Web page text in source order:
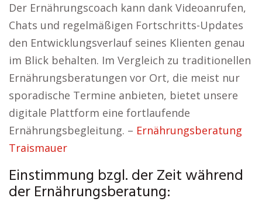
Der Ernährungscoach kann dank Videoanrufen,
Chats und regelmäßigen Fortschritts-Updates
den Entwicklungsverlauf seines Klienten genau
im Blick behalten. Im Vergleich zu traditionellen
Ernährungsberatungen vor Ort, die meist nur
sporadische Termine anbieten, bietet unsere
digitale Plattform eine fortlaufende
Ernährungsbegleitung. – Ernährungsberatung
Traismauer
Einstimmung bzgl. der Zeit während
der Ernährungsberatung: